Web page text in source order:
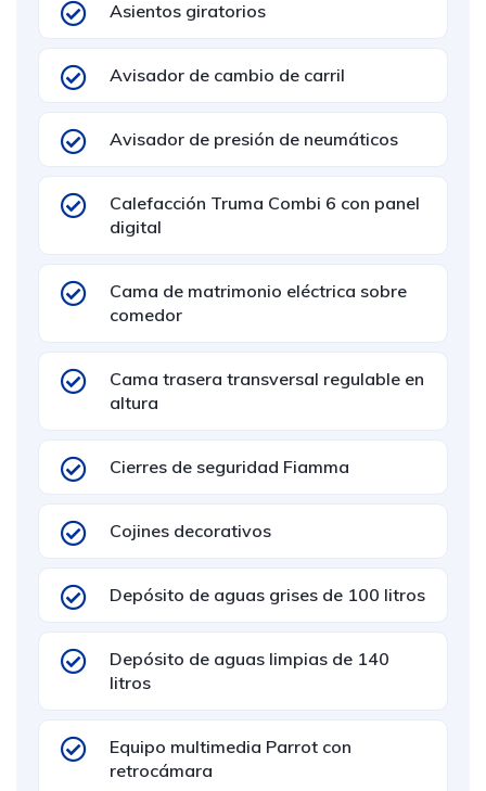
Asientos giratorios
Avisador de cambio de carril
Avisador de presión de neumáticos
Calefacción Truma Combi 6 con panel
digital
Cama de matrimonio eléctrica sobre
comedor
Cama trasera transversal regulable en
altura
Cierres de seguridad Fiamma
Cojines decorativos
Depósito de aguas grises de 100 litros
Depósito de aguas limpias de 140
litros
Equipo multimedia Parrot con
retrocámara